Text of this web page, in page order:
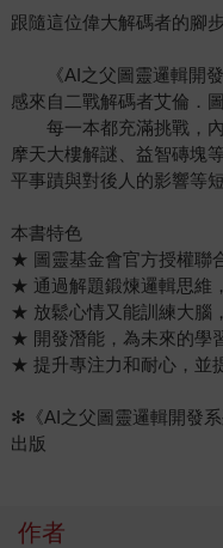
跟隨這位偉大解碼者的腳
《AI之父圖靈邏輯開發
感來自二戰解碼者艾倫．
每一本都充滿挑戰，內
摩天大樓解謎、益智磚塊
平事蹟與對後人的影響等短
本書特色
★ 圖靈基金會官方授權聯
★ 通過解題鍛煉邏輯思維
★ 放鬆心情又能訓練大腦
★ 開發潛能，為未來的學
★ 提升專注力和耐心，並
✻《AI之父圖靈邏輯開發
出版
作者